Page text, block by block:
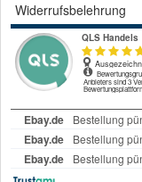
Widerrufsbelehrung